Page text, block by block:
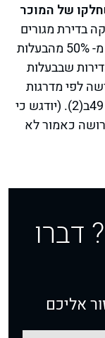
של המוכר
בדירת מגורים
בה המוכר ירש מניות שמשקפות לא יותר מ- 50% מהבעלות
שבבעלות
לפי מדרגות
דירה יחידה או פטור ממס שבח לפי סעיף 49ב(2). (יודגש כי
49ב(2) גם דירת ירושה כאמור לא
דברו
אליכם